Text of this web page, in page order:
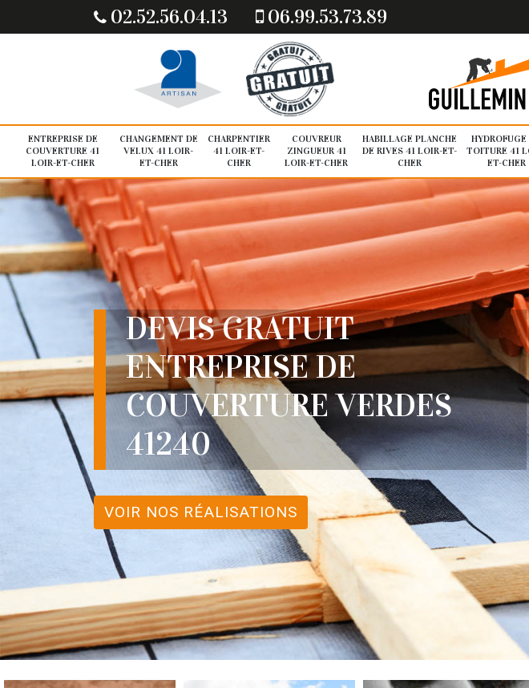
02.52.56.04.13 06.99.53.73.89
ENTREPRISE DE
COUVERTURE 41
LOIR-ET-CHER
CHANGEMENT DE
VELUX 41 LOIR-
ET-CHER
CHARPENTIER
41 LOIR-ET-
CHER
COUVREUR
ZINGUEUR 41
LOIR-ET-CHER
HABILLAGE PLANCHE
DE RIVES 41 LOIR-ET-
CHER
HYDROFUGE
TOITURE 41
ET-CHER
DEVIS GRATUIT
ENTREPRISE DE
COUVERTURE VERDES
41240
VOIR NOS RÉALISATIONS